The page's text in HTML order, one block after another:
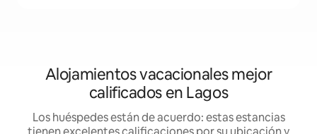
Alojamientos vacacionales mejor
calificados en Lagos
Los huéspedes están de acuerdo: estas estancias